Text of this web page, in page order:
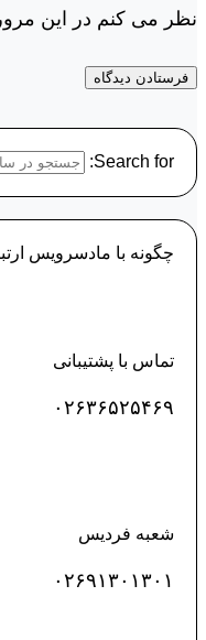
نظر می کنم در این
Search for:
چگونه با مادسرویس
تماس با پشتیبانی
۰۲۶۳۶۵۲۵۴۶۹
شعبه فردیس
۰۲۶۹۱۳۰۱۳۰۱